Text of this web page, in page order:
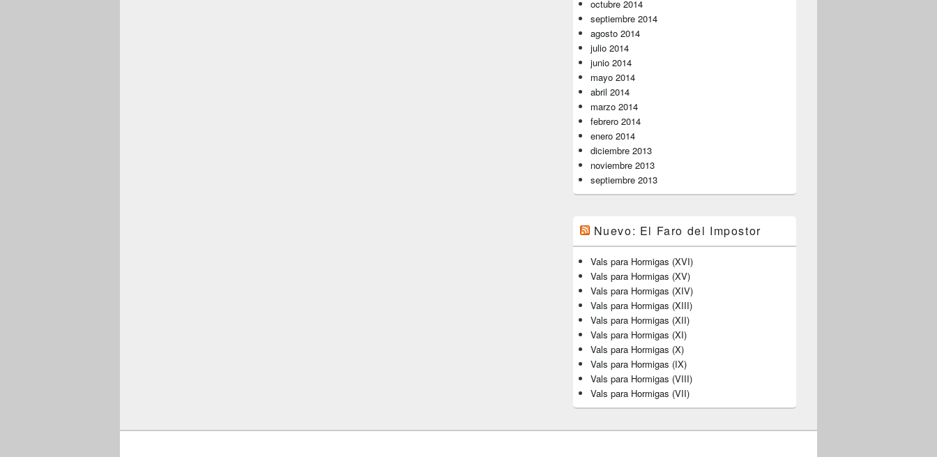
octubre 2014
septiembre 2014
agosto 2014
julio 2014
junio 2014
mayo 2014
abril 2014
marzo 2014
febrero 2014
enero 2014
diciembre 2013
noviembre 2013
septiembre 2013
Nuevo: El Faro del Impostor
Vals para Hormigas (XVI)
Vals para Hormigas (XV)
Vals para Hormigas (XIV)
Vals para Hormigas (XIII)
Vals para Hormigas (XII)
Vals para Hormigas (XI)
Vals para Hormigas (X)
Vals para Hormigas (IX)
Vals para Hormigas (VIII)
Vals para Hormigas (VII)